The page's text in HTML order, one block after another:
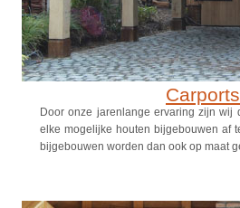
Carports
Door onze jarenlange ervaring zijn wij
elke mogelijke houten bijgebouwen af
bijgebouwen worden dan ook op maat